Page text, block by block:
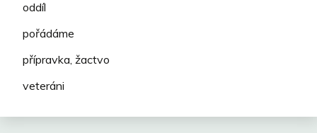
oddíl
pořádáme
přípravka, žactvo
veteráni